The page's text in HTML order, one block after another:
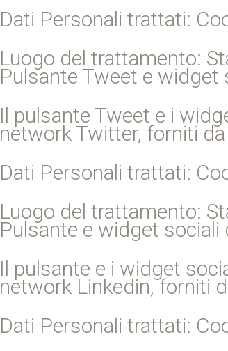
Dati Personali trattati:
Luogo del trattamento:
Pulsante Tweet e
Il pulsante Tweet e i
network Twitter, forniti
Dati Personali trattati:
Luogo del trattamento:
Pulsante e widget sociali
Il pulsante e i widget
network Linkedin, forniti
Dati Personali trattati: